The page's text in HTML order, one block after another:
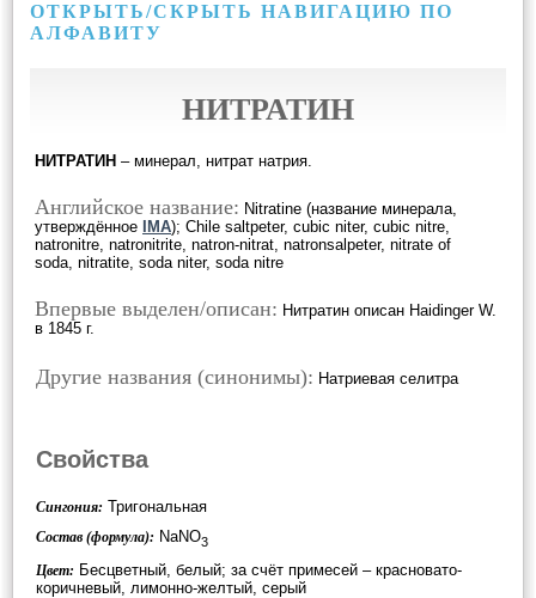
ОТКРЫТЬ/СКРЫТЬ НАВИГАЦИЮ ПО
АЛФАВИТУ
НИТРАТИН
НИТРАТИН – минерал, нитрат натрия.
Английское название: Nitratine (название минерала,
утверждённое
IMA); Chile saltpeter, cubic niter, cubic nitre,
natronitre, natronitrite, natron-nitrat, natronsalpeter, nitrate of
soda, nitratite, soda niter, soda nitre
Впервые выделен/описан: Нитратин описан Haidinger W.
в 1845 г.
Другие названия (синонимы): Натриевая селитра
Свойства
Сингония: Тригональная
Состав (формула): NaNO3
Цвет: Бесцветный, белый; за счёт примесей – красновато-
коричневый, лимонно-желтый, серый